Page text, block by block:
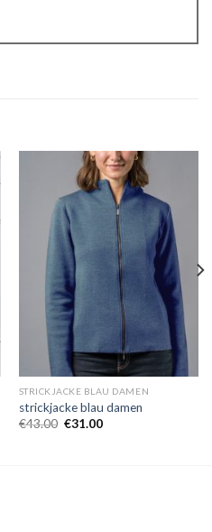
STRICKJACKE BLAU DAMEN
strickjacke blau damen
€43.00 €31.00